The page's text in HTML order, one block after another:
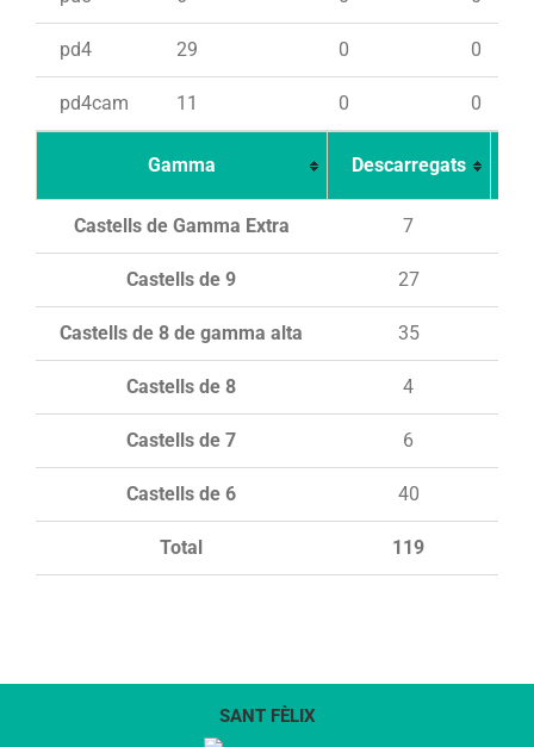
pd4 29 0 0
pd4cam 11 0 0
Gamma Descarregats
Total 119
Castells de Gamma Extra 7
Castells de 9 27
Castells de 8 de gamma alta 35
Castells de 8 4
Castells de 7 6
Castells de 6 40
SANT FÈLIX